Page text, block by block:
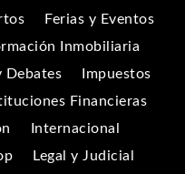
Ferias y Eventos
Inmobiliaria
Debates
Impuestos
Financieras
Internacional
Legal y Judicial